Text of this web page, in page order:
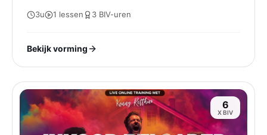
3u 1 lessen 3 BIV-uren
Bekijk vorming
6
X BIV